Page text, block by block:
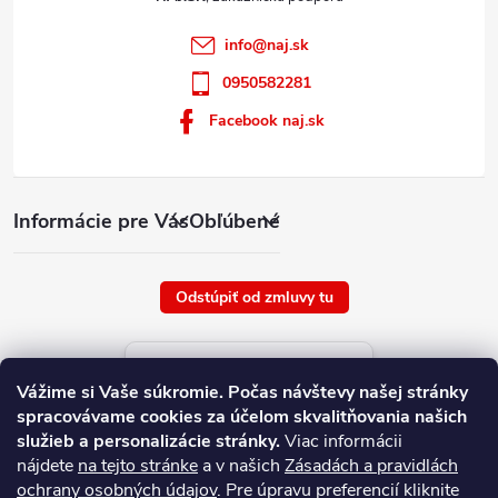
Vážime si Vaše súkromie. Počas návštevy našej stránky
spracovávame cookies za účelom skvalitňovania našich
služieb a personalizácie stránky.Viac informácii
nájdete na tejto stránke a v našich Zásadách a pravidlách
ochrany osobných údajov. Pre úpravu preferencií kliknite
Informácie pre VásObľúbené
info@naj.sk
0950582281
Facebook naj.sk
Odstúpiť od zmluvy tu
Aktuálne ceny tovaru
platné od : 8/8/2026